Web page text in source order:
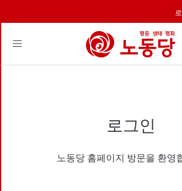
Toggle
로그인
노동당 홈페이지 방문을 환영